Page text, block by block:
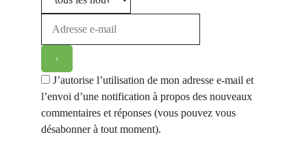
J’autorise l’utilisation de mon adresse e-mail et
l’envoi d’une notification à propos des nouveaux
commentaires et réponses (vous pouvez vous
désabonner à tout moment).